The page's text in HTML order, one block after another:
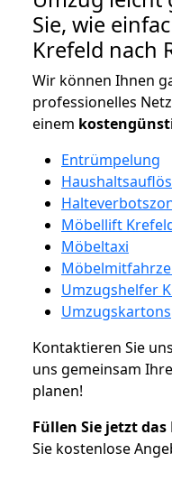
Sie, wie
Krefeld nach
Wir können Ihnen
professionelles
einem
Entrümpelung
Möbellift
Möbeltaxi
Umzugshelfer
Umzugskartons
Kontaktieren Sie
uns gemeinsam
planen!
Füllen Sie jetzt
Sie kostenlose